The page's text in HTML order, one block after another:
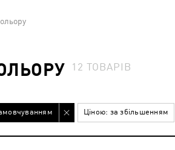
12 ТОВАРІВ
Ціною: за збільшенням